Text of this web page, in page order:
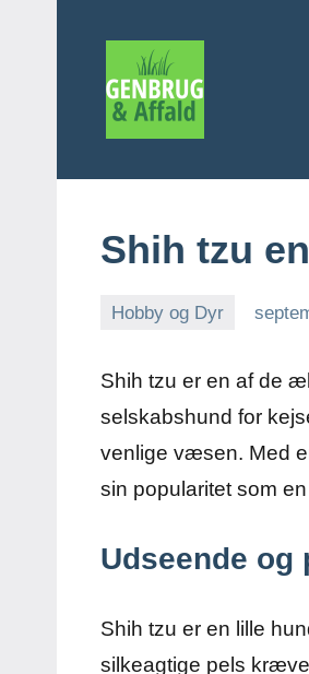
indhold
og
Shih tzu
Hobby og Dyr
Shih tzu er en af de
selskabshund for
venlige væsen. Med
sin popularitet som
Udseende og
Shih tzu er en lille
silkeagtige pels